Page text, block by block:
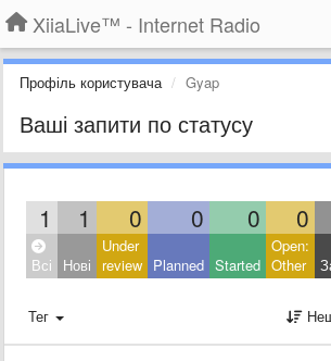
XiiaLive™ - Internet Radio
Профіль користувача Gyap
Ваші запити по статусу
1 1 0 0 0 0
Всі Нові
Under
review Planned Started
Open:
Other
Тег